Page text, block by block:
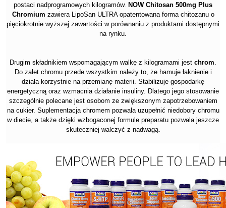
postaci nadprogramowych kilogramów. NOW Chitosan 500mg Plus
Chromium zawiera LipoSan ULTRA opatentowana forma chitozanu o
pięciokrotnie wyższej zawartości w porównaniu z produktami dostępnymi
na rynku.
Drugim składnikiem wspomagającym walkę z kilogramami jest chrom.
Do zalet chromu przede wszystkim należy to, że hamuje łaknienie i
działa korzystnie na przemianę materii. Stabilizuje gospodarkę
energetyczną oraz wzmacnia działanie insuliny. Dlatego jego stosowanie
szczególnie polecane jest osobom ze zwiększonym zapotrzebowaniem
na cukier. Suplementacja chromem pozwala uzupełnić niedobory chromu
w diecie, a także dzięki wzbogaconej formule preparatu pozwala jeszcze
skuteczniej walczyć z nadwagą.